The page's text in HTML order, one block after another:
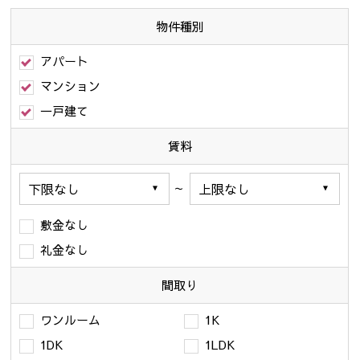
物件種別
アパート
マンション
一戸建て
賃料
～
敷金なし
礼金なし
間取り
ワンルーム
1K
1DK
1LDK